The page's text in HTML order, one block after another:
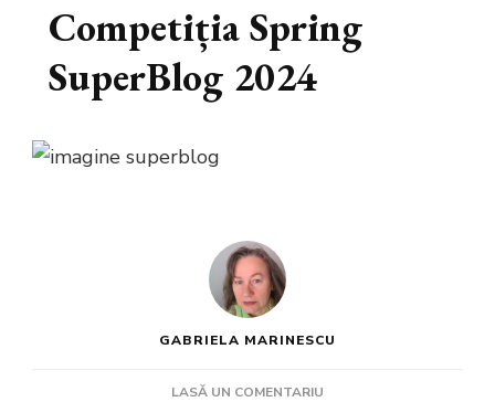
Competiția Spring
SuperBlog 2024
GABRIELA MARINESCU
LASĂ UN COMENTARIU